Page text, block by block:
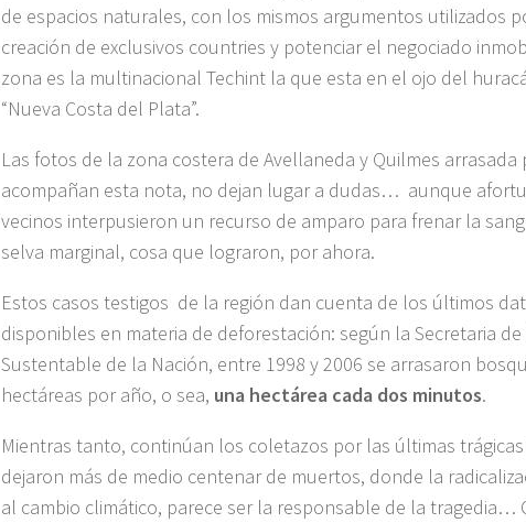
de espacios naturales, con los mismos argumentos utilizados
creación de exclusivos countries y potenciar el negociado
zona es la multinacional Techint la que esta en el ojo del
“Nueva Costa del Plata”.
Las fotos de la zona costera de Avellaneda y Quilmes
acompañan esta nota, no dejan lugar a dudas… aunque
vecinos interpusieron un recurso de amparo para frenar la
selva marginal, cosa que lograron, por ahora.
Estos casos testigos de la región dan cuenta de los últimos
disponibles en materia de deforestación: según la Secretaria
Sustentable de la Nación, entre 1998 y 2006 se arrasaron
hectáreas por año, o sea, una hectárea cada dos minutos.
Mientras tanto, continúan los coletazos por las últimas
dejaron más de medio centenar de muertos, donde la
al cambio climático, parece ser la responsable de la tragedia…